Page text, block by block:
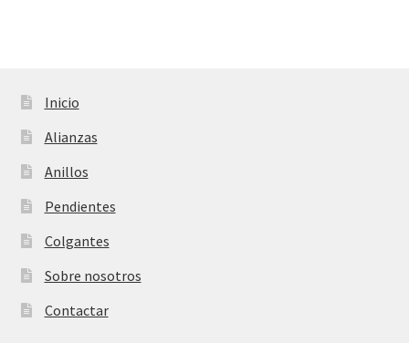
Inicio
Alianzas
Anillos
Pendientes
Colgantes
Sobre nosotros
Contactar